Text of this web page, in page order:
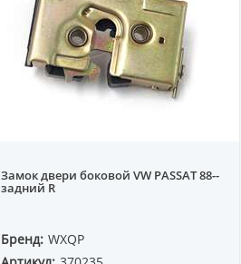
Замок двери боковой VW PASSAT 88--
задний R
Бренд: WXQP